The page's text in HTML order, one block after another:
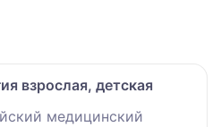
взрослая, детская
медицинский